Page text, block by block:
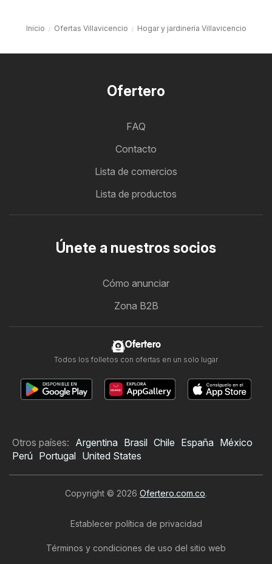
Inicio Ofertas Villavicencio Hogar y jardinería Villavicencio
Ofertero
FAQ
Contacto
Lista de comercios
Lista de productos
Únete a nuestros socios
Cómo anunciar
Zona B2B
Ofertero
Todos los folletos con ofertas en un solo lugar
Otros países: Argentina Brasil Chile España México
Perú Portugal United States
Copyright © 2026 Ofertero.com.co.
Establecer política de privacidad
Términos y condiciones de uso del sitio web